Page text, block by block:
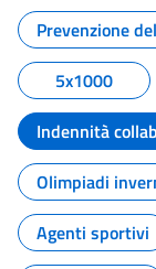
Tutti i
Prevenzione
5x1000
Indennità
Olimpiadi
Agenti sportivi